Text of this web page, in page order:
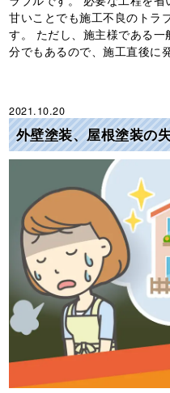
甘いことでも施工不良のトラ
す。 ただし、施主様である
分でもあるので、施工直後に
2021.10.20
外壁塗装、屋根塗装の